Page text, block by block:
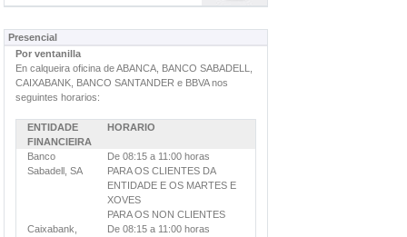
Presencial
Por ventanilla
En calqueira oficina de ABANCA, BANCO SABADELL,
CAIXABANK, BANCO SANTANDER e BBVA nos
seguintes horarios:
ENTIDADE
FINANCIEIRA
HORARIO
Banco
Sabadell, SA
De 08:15 a 11:00 horas
PARA OS CLIENTES DA
ENTIDADE E OS MARTES E
XOVES
PARA OS NON CLIENTES
Caixabank,
De 08:15 a 11:00 horas